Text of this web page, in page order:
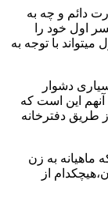
دائم و چه به
اول خود را
با توجه به
دشوار
آنهم این است که
طریق دفترخانه
ماهیانه به زن
از